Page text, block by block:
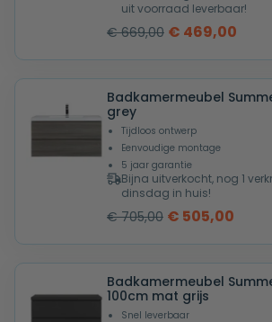
uit voorraad leverbaar!
€669,00 Oorspronkelijke
was:
€ 669,00.
€ 469,00
is:
€
Badkamermeubel
grey
Tijdloos ontwerp
Eenvoudige montage
5 jaar garantie
Bijna uitverkocht, nog 1
dinsdag in huis!
€705,00 Oorspronkelijke
was:
€ 705,00.
€ 505,00
is:
€
Badkamermeubel
100cm mat grijs
Snel leverbaar